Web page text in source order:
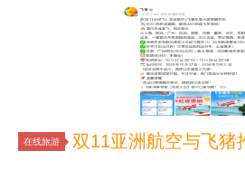
在线旅游 双11亚洲航空与飞猪